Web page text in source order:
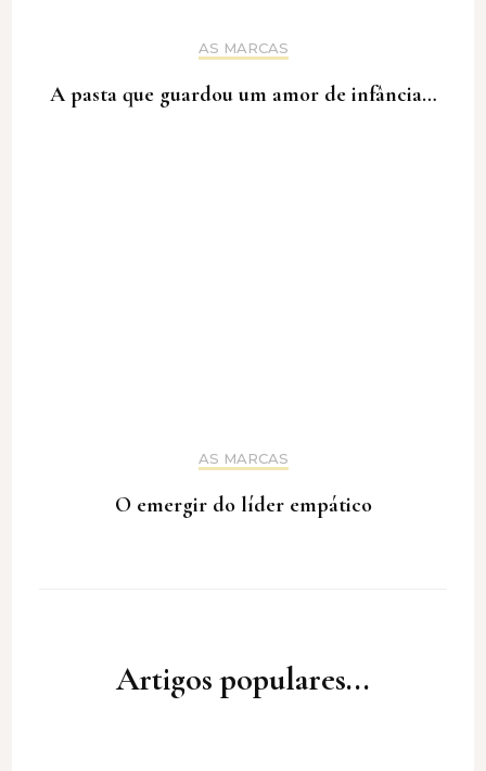
AS MARCAS
A pasta que guardou um amor de infância…
AS MARCAS
O emergir do líder empático
Artigos populares...